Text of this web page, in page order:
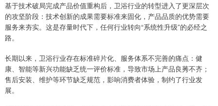
基于技术破局完成产品价值重构后，卫浴行业的转型进入了更深层次
的攻坚阶段：技术创新的成果需要标准来固化，产品品质的优势需要
服务来夯实。这是存量时代下，任何行业转向“系统性升级”的必经之
路。
长期以来，卫浴行业存在标准碎片化、服务体系不完善的痛点：健
康、智能等新兴功能缺乏统一评价标准，导致市场上产品良莠不齐；
售后安装、维护等环节缺乏规范，影响消费者体验，制约了行业发
展。